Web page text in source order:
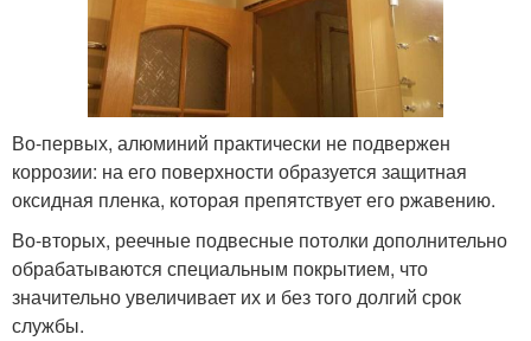
Во-первых, алюминий практически не подвержен
коррозии: на его поверхности образуется защитная
оксидная пленка, которая препятствует его ржавению.
Во-вторых, реечные подвесные потолки дополнительно
обрабатываются специальным покрытием, что
значительно увеличивает их и без того долгий срок
службы.